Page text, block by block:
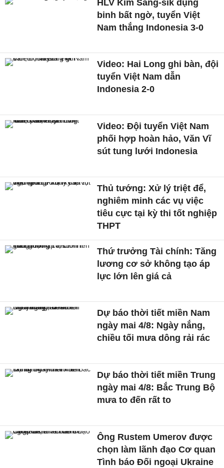
HLV Kim Sang-sik dụng
binh bất ngờ, tuyển Việt
Nam thắng Indonesia 3-0
Video: Hai Long ghi bàn, đội
tuyển Việt Nam dẫn
Indonesia 2-0
Video: Đội tuyển Việt Nam
phối hợp hoàn hảo, Văn Vĩ
sút tung lưới Indonesia
Thủ tướng: Xử lý triệt để,
nghiêm minh các vụ việc
tiêu cực tại kỳ thi tốt nghiệp
THPT
Thứ trưởng Tài chính: Tăng
lương cơ sở không tạo áp
lực lớn lên giá cả
Dự báo thời tiết miền Nam
ngày mai 4/8: Ngày nắng,
chiều tối mưa dông rải rác
Dự báo thời tiết miền Trung
ngày mai 4/8: Bắc Trung Bộ
mưa to đến rất to
Ông Rustem Umerov được
chọn làm lãnh đạo Cơ quan
Tình báo Đối ngoại Ukraine